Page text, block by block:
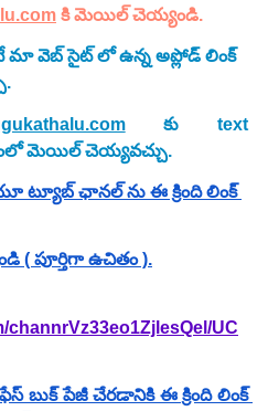
కి మెయిల్ చెయ్యండి.
మా వెబ్ సైట్ లో ఉన్న అప్లోడ్ లింక్
కు text
మెయిల్ చెయ్యవచ్చు.
ట్యూబ్ ఛానల్ ను ఈ క్రింది లింక్
( పూర్తిగా ఉచితం ).
channrVz33eo1ZjlesQel/UC
బుక్ పేజీ చేరడానికి ఈ క్రింది లింక్